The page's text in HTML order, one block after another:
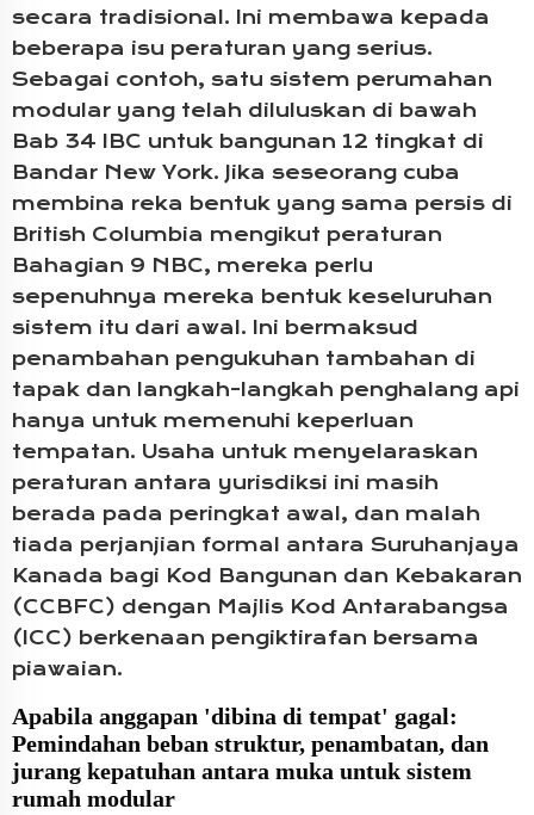
secara tradisional. Ini membawa kepada
beberapa isu peraturan yang serius.
Sebagai contoh, satu sistem perumahan
modular yang telah diluluskan di bawah
Bab 34 IBC untuk bangunan 12 tingkat di
Bandar New York. Jika seseorang cuba
membina reka bentuk yang sama persis di
British Columbia mengikut peraturan
Bahagian 9 NBC, mereka perlu
sepenuhnya mereka bentuk keseluruhan
sistem itu dari awal. Ini bermaksud
penambahan pengukuhan tambahan di
tapak dan langkah-langkah penghalang api
hanya untuk memenuhi keperluan
tempatan. Usaha untuk menyelaraskan
peraturan antara yurisdiksi ini masih
berada pada peringkat awal, dan malah
tiada perjanjian formal antara Suruhanjaya
Kanada bagi Kod Bangunan dan Kebakaran
(CCBFC) dengan Majlis Kod Antarabangsa
(ICC) berkenaan pengiktirafan bersama
piawaian.
Apabila anggapan 'dibina di tempat' gagal:
Pemindahan beban struktur, penambatan, dan
jurang kepatuhan antara muka untuk sistem
rumah modular